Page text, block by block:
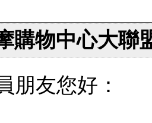
購物中心大聯
朋友您好：